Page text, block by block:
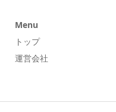
Menu
トップ
運営会社